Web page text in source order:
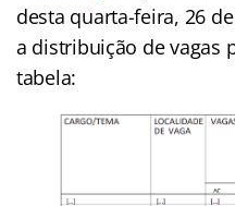
desta quarta-feira, 26
a distribuição de vagas
tabela: